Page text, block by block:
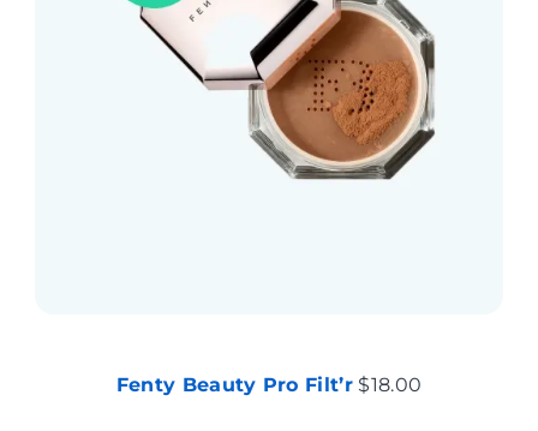
Fenty Beauty Pro Filt’r $18.00